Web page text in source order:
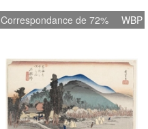
Correspondance de 72% WBP